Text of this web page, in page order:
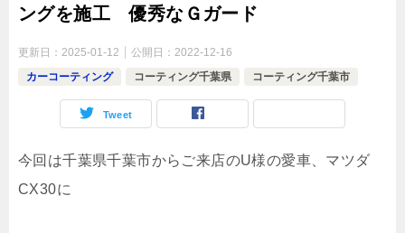
ングを施工 優秀なＧガード
更新日： 2025-01-12 公開日： 2022-12-16
カーコーティング
コーティング千葉県 コーティング千葉市
Tweet
今回は千葉県千葉市からご来店のU様の愛車、マツダ
CX30に